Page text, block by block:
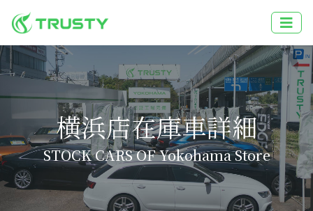
横浜店在庫車詳細
STOCK CARS OF Yokohama Store